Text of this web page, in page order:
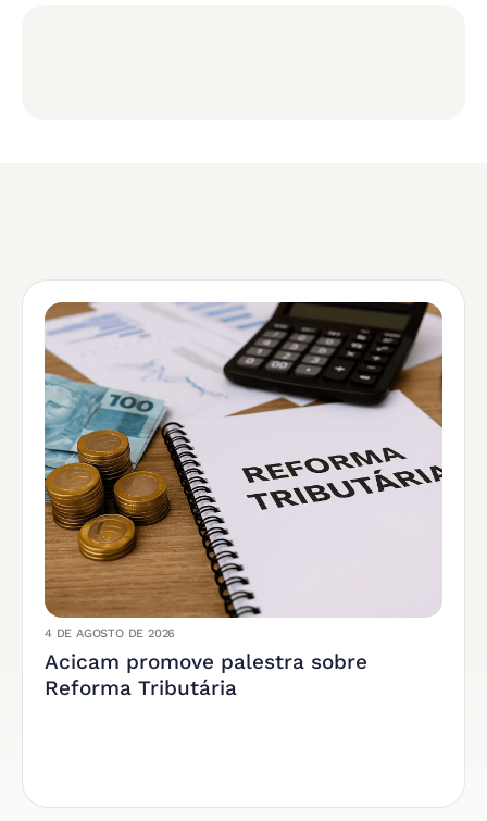
4 DE AGOSTO DE 2026
Acicam promove palestra sobre
Reforma Tributária